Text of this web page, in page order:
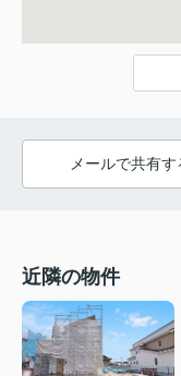
メールで共有す
近隣の物件